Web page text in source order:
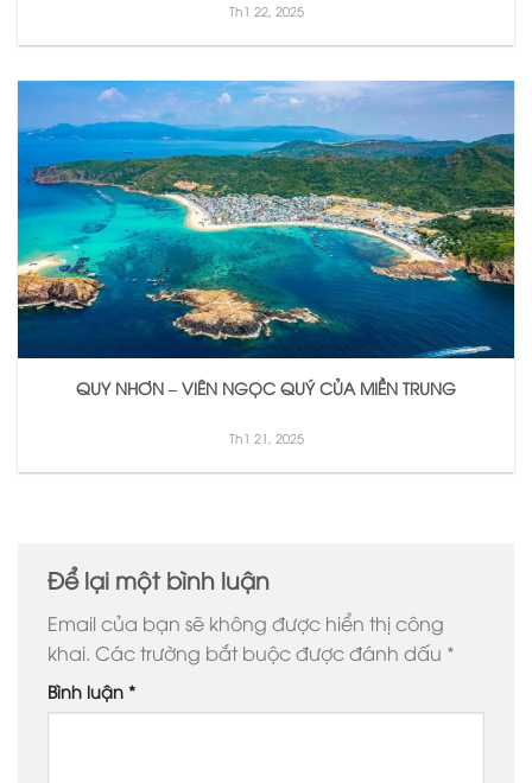
Th1 22, 2025
QUY NHƠN – VIÊN NGỌC QUÝ CỦA MIỀN TRUNG
Th1 21, 2025
Để lại một bình luận
Email của bạn sẽ không được hiển thị công
khai. Các trường bắt buộc được đánh dấu *
Bình luận *